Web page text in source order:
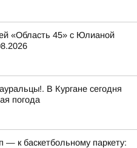
«Область 45» с Юлианой
В Кургане сегодня
погода
— к баскетбольному паркету: